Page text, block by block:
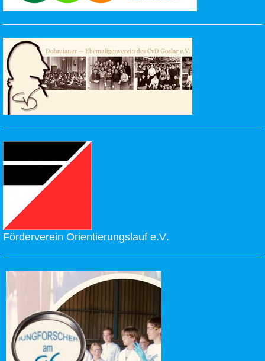
Förderverein Orientierungslauf e.V.